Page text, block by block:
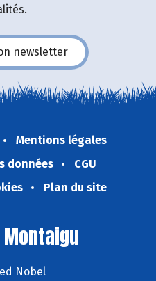
newsletter
Mentions légales
données
CGU
Plan du site
Nobel